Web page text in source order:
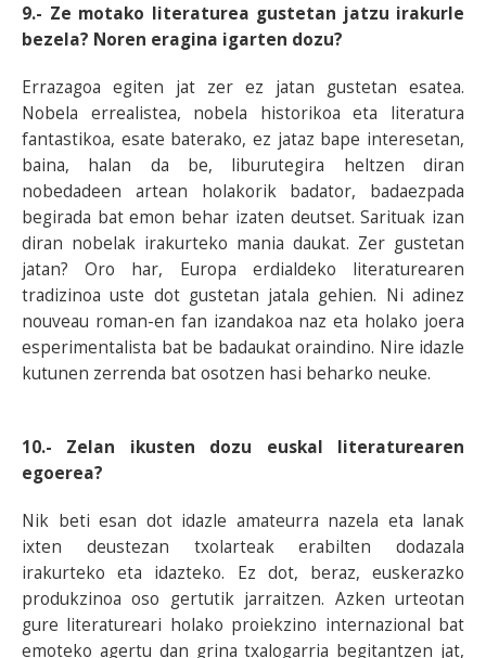
9.- Ze motako literaturea gustetan jatzu irakurle
bezela? Noren eragina igarten dozu?
Errazagoa egiten jat zer ez jatan gustetan esatea.
Nobela errealistea, nobela historikoa eta literatura
fantastikoa, esate baterako, ez jataz bape interesetan,
baina, halan da be, liburutegira heltzen diran
nobedadeen artean holakorik badator, badaezpada
begirada bat emon behar izaten deutset. Sarituak izan
diran nobelak irakurteko mania daukat. Zer gustetan
jatan? Oro har, Europa erdialdeko literaturearen
tradizinoa uste dot gustetan jatala gehien. Ni adinez
nouveau roman-en fan izandakoa naz eta holako joera
esperimentalista bat be badaukat oraindino. Nire idazle
kutunen zerrenda bat osotzen hasi beharko neuke.
10.- Zelan ikusten dozu euskal literaturearen
egoerea?
Nik beti esan dot idazle amateurra nazela eta lanak
ixten deustezan txolarteak erabilten dodazala
irakurteko eta idazteko. Ez dot, beraz, euskerazko
produkzinoa oso gertutik jarraitzen. Azken urteotan
gure literatureari holako proiekzino internazional bat
emoteko agertu dan grina txalogarria begitantzen jat,